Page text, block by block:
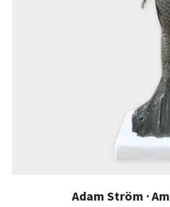
Adam Ström ·